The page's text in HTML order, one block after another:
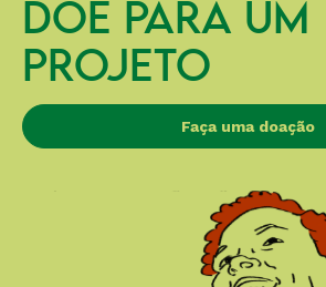
DOE PARA UM
PROJETO
Faça uma doação